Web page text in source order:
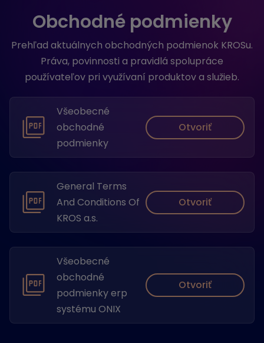
Obchodné podmienky
Prehľad aktuálnych obchodných podmienok KROSu.
Práva, povinnosti a pravidlá spolupráce
používateľov pri využívaní produktov a služieb.
Všeobecné
obchodné
podmienky
Otvoriť
General Terms
And Conditions Of
KROS a.s.
Otvoriť
Všeobecné
obchodné
podmienky erp
systému ONIX
Otvoriť